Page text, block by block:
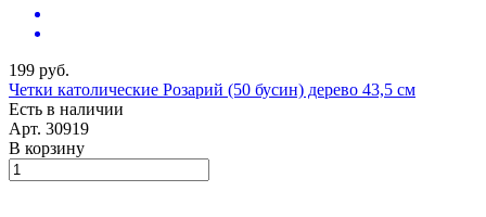
199 руб.
Четки католические Розарий (50 бусин) дерево 43,5 см
Есть в наличии
Арт. 30919
В корзину